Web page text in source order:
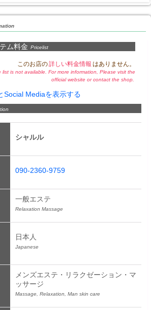
ム料金 Pricelist
このお店の詳しい料金情報 はありません。
list is not available. For more information, Please visit the
official website or contact the shop.
Social Mediaを表示する
シャルル
090-2360-9759
一般エステ
Relaxation Massage
日本人
Japanese
メンズエステ・リラクゼーション・マ
ッサージ
Massage, Relaxation, Man skin care